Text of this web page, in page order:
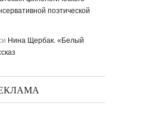
поэтической
Нина Щербак. «Белый